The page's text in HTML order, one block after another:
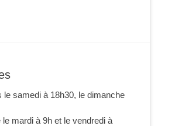
samedi à 18h30, le dimanche
mardi à 9h et le vendredi à